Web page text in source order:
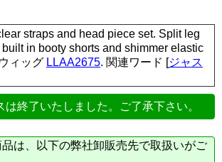
straps and head piece set. Split leg
in booty shorts and shimmer elastic
ィッグ LLAA2675. 関連ワード [ジャス
終了いたしました。ご了承下さい。
は、以下の弊社卸販売先で取扱いがご